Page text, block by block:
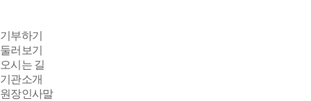
기부하기
둘러보기
오시는 길
기관소개
원장인사말